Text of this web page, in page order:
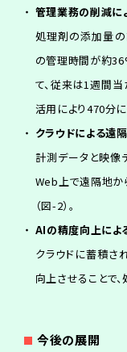
管理業務の削減に
処理剤の添加量の
の管理時間が約
て、従来は1週間
活用により470分に
クラウドによる遠
計測データと映像
Web上で遠隔地か
（図-2）。
AIの精度向上によ
クラウドに蓄積さ
向上させることで
今後の展開